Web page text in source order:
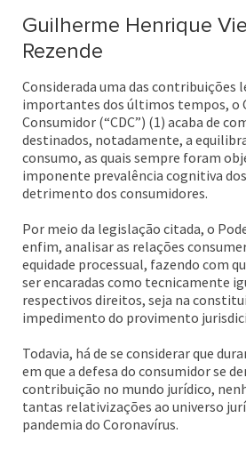
Guilherme Henrique
Rezende
Considerada uma das contribuições
importantes dos últimos tempos, o
Consumidor (“CDC”) (1) acaba de
destinados, notadamente, a
consumo, as quais sempre foram
imponente prevalência cognitiva
detrimento dos consumidores.
Por meio da legislação citada, o
enfim, analisar as relações
equidade processual, fazendo com
ser encaradas como tecnicamente
respectivos direitos, seja na
impedimento do provimento
Todavia, há de se considerar que
em que a defesa do consumidor se
contribuição no mundo jurídico,
tantas relativizações ao universo
pandemia do Coronavírus.